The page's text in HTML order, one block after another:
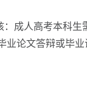
人高考本科生
业论文答辩或毕